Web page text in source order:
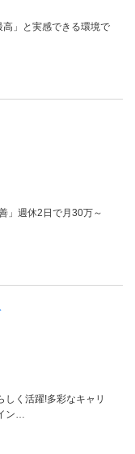
高」と実感できる環境で
」週休2日で月30万～
しく活躍!多彩なキャリ
ン…